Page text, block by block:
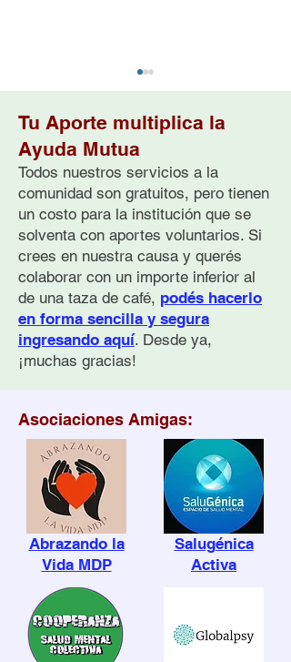
Cómo Ayudar a
Personas con
Pensamientos Suicidas:
Guía Práctica
Tu Aporte multiplica la
Ayuda Mutua
Todos nuestros servicios a la
comunidad son gratuitos, pero tienen
un costo para la institución que se
solventa con aportes voluntarios. Si
crees en nuestra causa y querés
colaborar con un importe inferior al
de una taza de café, podés hacerlo
en forma sencilla y segura
ingresando aquí. Desde ya,
¡muchas gracias!
Asociaciones Amigas:
Abrazando la
Vida MDP
Salugénica
Activa